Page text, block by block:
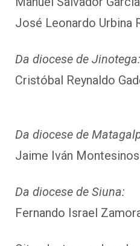
José Leonardo Urbina
Da diocese de Jinotega:
Cristóbal Reynaldo
Da diocese de
Jaime Iván
Da diocese de Siuna:
Fernando Israel